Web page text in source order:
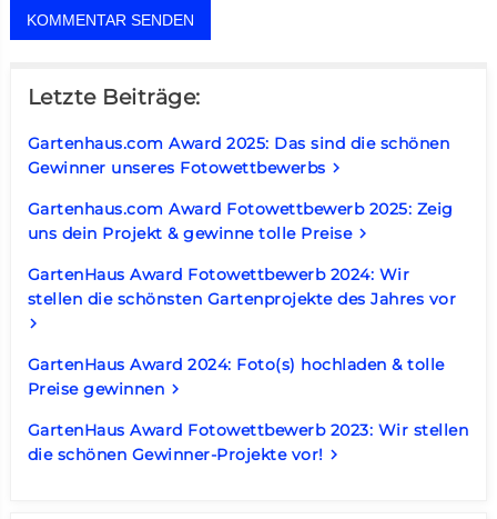
Letzte Beiträge:
Gartenhaus.com Award 2025: Das sind die schönen
Gewinner unseres Fotowettbewerbs keyboard_arrow_right
Gartenhaus.com Award Fotowettbewerb 2025: Zeig
uns dein Projekt & gewinne tolle Preisekeyboard_arrow_right
GartenHaus Award Fotowettbewerb 2024: Wir
stellen die schönsten Gartenprojekte des Jahres vor
keyboard_arrow_right
GartenHaus Award 2024: Foto(s) hochladen & tolle
Preise gewinnen keyboard_arrow_right
GartenHaus Award Fotowettbewerb 2023: Wir stellen
die schönen Gewinner-Projekte vor! keyboard_arrow_right